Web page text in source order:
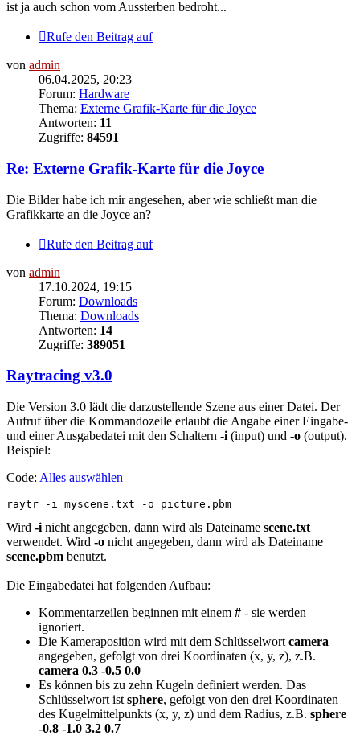
ist ja auch schon vom Aussterben bedroht...
Rufe den Beitrag auf
von admin
06.04.2025, 20:23
Forum: Hardware
Thema: Externe Grafik-Karte für die Joyce
Antworten: 11
Zugriffe: 84591
Re: Externe Grafik-Karte für die Joyce
Die Bilder habe ich mir angesehen, aber wie schließt man die
Grafikkarte an die Joyce an?
Rufe den Beitrag auf
von admin
17.10.2024, 19:15
Forum: Downloads
Thema: Downloads
Antworten: 14
Zugriffe: 389051
Raytracing v3.0
Die Version 3.0 lädt die darzustellende Szene aus einer Datei. Der
Aufruf über die Kommandozeile erlaubt die Angabe einer Eingabe-
und einer Ausgabedatei mit den Schaltern -i (input) und -o (output).
Beispiel:
Code: Alles auswählen
raytr -i myscene.txt -o picture.pbm
Wird -i nicht angegeben, dann wird als Dateiname scene.txt
verwendet. Wird -o nicht angegeben, dann wird als Dateiname
scene.pbm benutzt.
Die Eingabedatei hat folgenden Aufbau:
Kommentarzeilen beginnen mit einem # - sie werden
ignoriert.
Die Kameraposition wird mit dem Schlüsselwort camera
angegeben, gefolgt von drei Koordinaten (x, y, z), z.B.
camera 0.3 -0.5 0.0
Es können bis zu zehn Kugeln definiert werden. Das
Schlüsselwort ist sphere, gefolgt von den drei Koordinaten
des Kugelmittelpunkts (x, y, z) und dem Radius, z.B. sphere
-0.8 -1.0 3.2 0.7